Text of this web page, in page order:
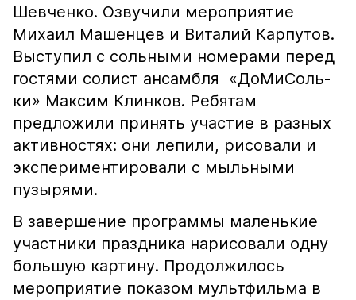
Шевченко. Озвучили мероприятие
Михаил Машенцев и Виталий Карпутов.
Выступил с сольными номерами перед
гостями солист ансамбля «ДоМиСоль-
ки» Максим Клинков. Ребятам
предложили принять участие в разных
активностях: они лепили, рисовали и
экспериментировали с мыльными
пузырями.
В завершение программы маленькие
участники праздника нарисовали одну
большую картину. Продолжилось
мероприятие показом мультфильма в